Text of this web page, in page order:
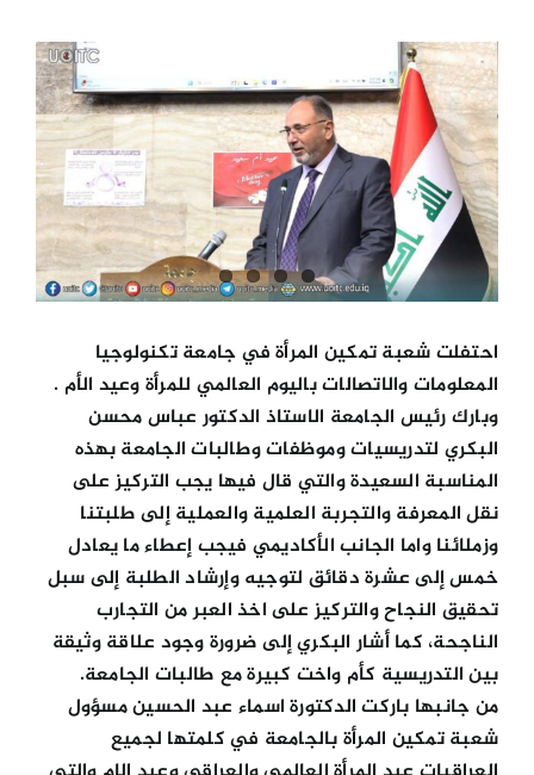
الكليات
المراكز
الخدمات
اتصل بنا
View
Larger
Image
احتفلت شعبة تمكين المرأة في جامعة تكنولوجيا
المعلومات والاتصالات باليوم العالمي للمرأة وعيد الأم .
وبارك رئيس الجامعة الاستاذ الدكتور عباس محسن
البكري لتدريسيات وموظفات وطالبات الجامعة بهذه
المناسبة السعيدة والتي قال فيها يجب التركيز على
نقل المعرفة والتجربة العلمية والعملية إلى طلبتنا
وزملائنا واما الجانب الأكاديمي فيجب إعطاء ما يعادل
خمس إلى عشرة دقائق لتوجيه وإرشاد الطلبة إلى سبل
تحقيق النجاح والتركيز على اخذ العبر من التجارب
الناجحة، كما أشار البكري إلى ضرورة وجود علاقة وثيقة
بين التدريسية كأم واخت كبيرة مع طالبات الجامعة.
من جانبها باركت الدكتورة اسماء عبد الحسين مسؤول
شعبة تمكين المرأة بالجامعة في كلمتها لجميع